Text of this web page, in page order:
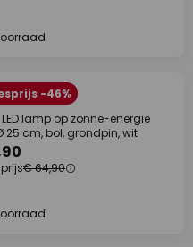
-46%
lamp op zonne-energie
25 cm, bol, grondpin, wit
€ 64,90